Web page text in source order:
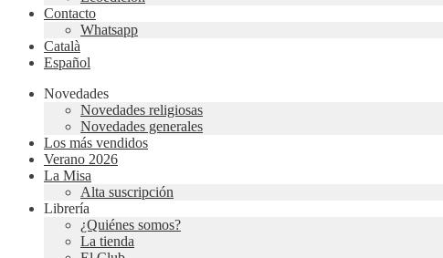
Contacto
Whatsapp
Català
Español
Novedades
Novedades religiosas
Novedades generales
Los más vendidos
Verano 2026
La Misa
Alta suscripción
Librería
¿Quiénes somos?
La tienda